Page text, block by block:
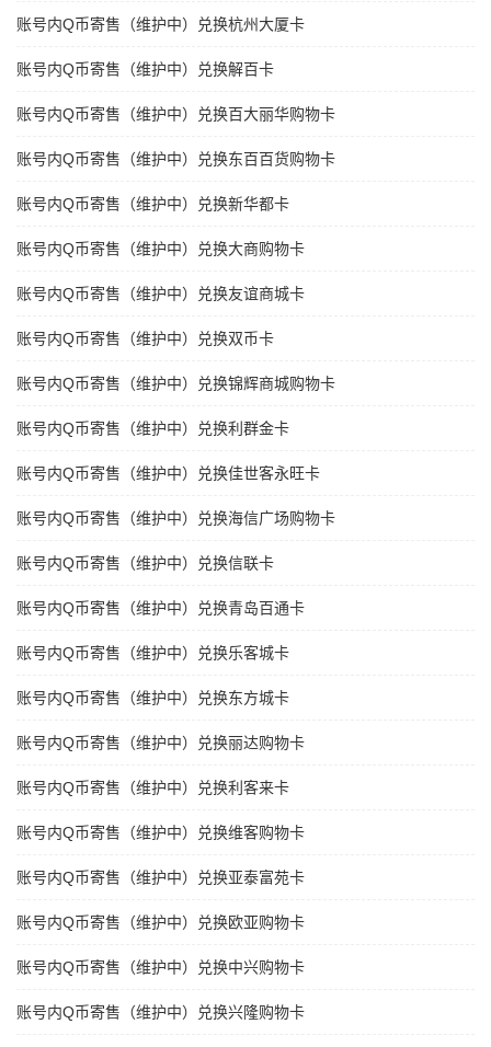
账号内Q币寄售（维护中）兑换杭州大厦卡
账号内Q币寄售（维护中）兑换解百卡
账号内Q币寄售（维护中）兑换百大丽华购物卡
账号内Q币寄售（维护中）兑换东百百货购物卡
账号内Q币寄售（维护中）兑换新华都卡
账号内Q币寄售（维护中）兑换大商购物卡
账号内Q币寄售（维护中）兑换友谊商城卡
账号内Q币寄售（维护中）兑换双币卡
账号内Q币寄售（维护中）兑换锦辉商城购物卡
账号内Q币寄售（维护中）兑换利群金卡
账号内Q币寄售（维护中）兑换佳世客永旺卡
账号内Q币寄售（维护中）兑换海信广场购物卡
账号内Q币寄售（维护中）兑换信联卡
账号内Q币寄售（维护中）兑换青岛百通卡
账号内Q币寄售（维护中）兑换乐客城卡
账号内Q币寄售（维护中）兑换东方城卡
账号内Q币寄售（维护中）兑换丽达购物卡
账号内Q币寄售（维护中）兑换利客来卡
账号内Q币寄售（维护中）兑换维客购物卡
账号内Q币寄售（维护中）兑换亚泰富苑卡
账号内Q币寄售（维护中）兑换欧亚购物卡
账号内Q币寄售（维护中）兑换中兴购物卡
账号内Q币寄售（维护中）兑换兴隆购物卡